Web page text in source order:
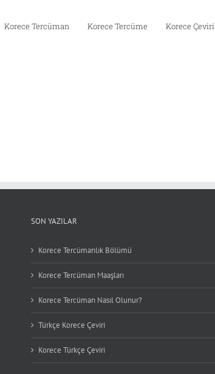
Korece Tercüman Korece Tercüme Korece Çeviri
SON YAZILAR
Korece Tercümanlık Bölümü
Korece Tercüman Maaşları
Korece Tercüman Nasıl Olunur?
Türkçe Korece Çeviri
Korece Türkçe Çeviri